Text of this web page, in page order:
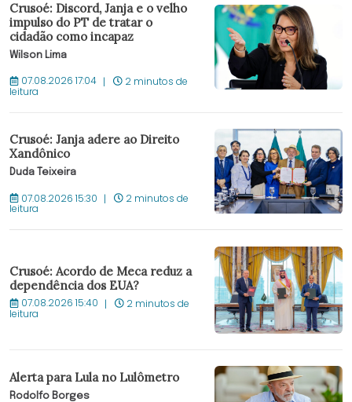
Crusoé: Discord, Janja e o velho
impulso do PT de tratar o
cidadão como incapaz
Wilson Lima
07.08.2026 17:04 2 minutos de
leitura
Crusoé: Janja adere ao Direito
Xandônico
Duda Teixeira
07.08.2026 15:30 2 minutos de
leitura
Crusoé: Acordo de Meca reduz a
dependência dos EUA?
07.08.2026 15:40 2 minutos de
leitura
Alerta para Lula no Lulômetro
Rodolfo Borges